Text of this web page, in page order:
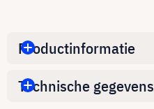
Productinformatie
Technische gegevens